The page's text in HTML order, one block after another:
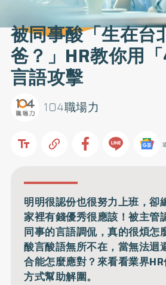
被同事酸「生在台
爸？」HR教你用
言語攻擊
104職場力
明明很認份也很努力上班，卻
家裡有錢優秀很應該！被主管
同事的言語調侃，真的很煩怎
酸言酸語無所不在，當無法迴
合能怎麼應對？來看看業界
方式幫助解圍。